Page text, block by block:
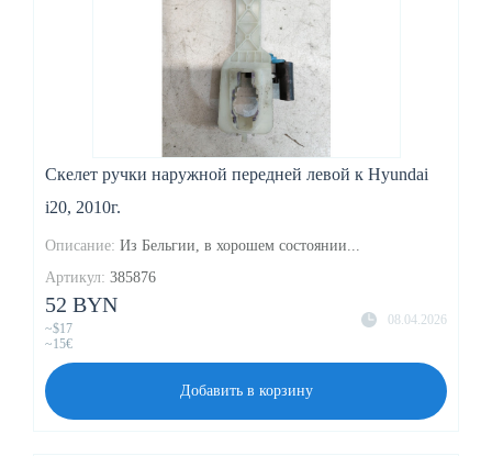
Скелет ручки наружной передней левой к Hyundai
i20, 2010г.
Описание: Из Бельгии, в хорошем состоянии...
Артикул: 385876
08.04.2026
52 BYN
~$17
~15€
Добавить в корзину